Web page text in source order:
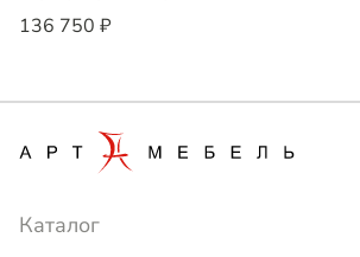
136 750 ₽
Каталог